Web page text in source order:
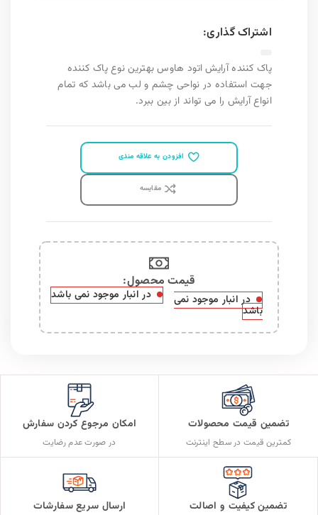
اشتراک گذاری:
پاک کننده آرایش اتود هاوس بهترین نوع پاک کننده
جهت استفاده در نواحی چشم و لب می باشد که تمام
انواع آرایش را می تواند از بین ببرد.
افزودن به علاقه مندی
مقايسه
قیمت محصول:​
در انبار موجود نمی
باشد
در انبار موجود نمی باشد
تضمین قیمت محصولات
کمترین قیمت در سطح اینترنت
امکان مرجوع کردن سفارش
در صورت عدم رضایت
تضمین کیفیت و اصالت ارسال سریع سفارشات